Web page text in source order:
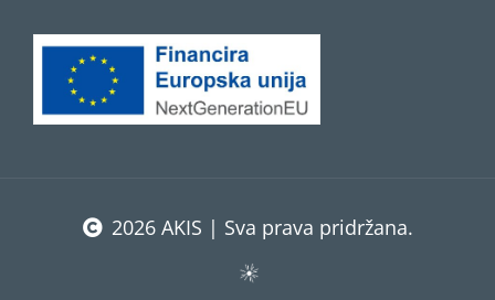
2026 AKIS | Sva prava pridržana.